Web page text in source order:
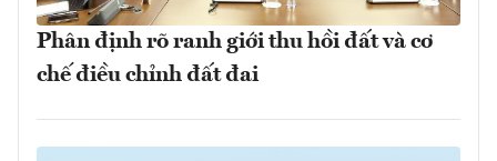
Phân định rõ ranh giới thu hồi đất và cơ
chế điều chỉnh đất đai